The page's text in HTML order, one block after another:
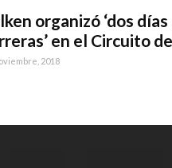
organizó ‘dos
en el Circuito
2018